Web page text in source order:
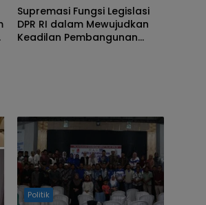
Supremasi Fungsi Legislasi
DPR RI dalam Mewujudkan
Keadilan Pembangunan
Politik